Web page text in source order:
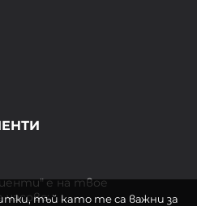
е на твое
тъй като те са важни за